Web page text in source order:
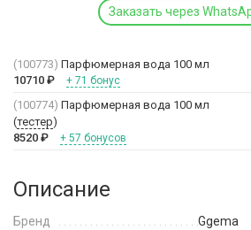
Заказать через
(100773) Парфюмерная вода 100 мл
10710 ₽ + 71 бонус
(100774) Парфюмерная вода 100 мл
(тестер)
8520 ₽ + 57 бонусов
Описание
Бренд
Ggema